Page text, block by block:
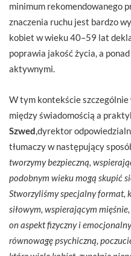
minimum rekomendowanego
znaczenia ruchu jest bardzo
kobiet w wieku 40–59 lat
poprawia jakość życia, a
aktywnymi.
W tym kontekście
między świadomością a
Szwed,dyrektor
tłumaczy w następujący
tworzymy bezpieczną,
podobnym wieku mogą skupić
Stworzyliśmy specjalny format,
siłowym, wspierającym
on aspekt fizyczny i
równowagę psychiczną,